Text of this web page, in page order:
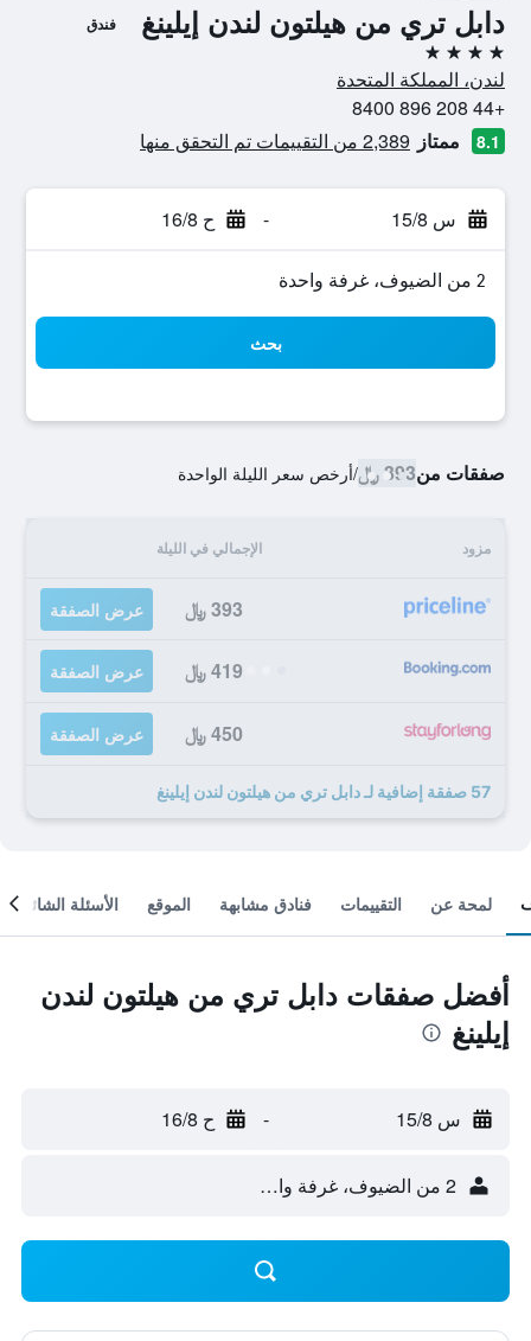
دابل تري من هيلتون لندن إيلينغ فندق
4 نجوم
لندن، المملكة المتحدة
+44 208 896 8400
8.1 ممتاز 2,389 من التقييمات تم التحقق منها
س 15/8 - ح 16/8
2 من الضيوف، غرفة واحدة
بحث
صفقات من393 ﷼ /أرخص سعر الليلة الواحدة
مزود الإجمالي في الليلة
393 ﷼ عرض الصفقة
419 ﷼ عرض الصفقة
450 ﷼ عرض الصفقة
57 صفقة إضافية لـ دابل تري من هيلتون لندن إيلينغ
لمحة عن التقييمات فنادق مشابهة الموقع الأسئلة الشائعة
أفضل صفقات دابل تري من هيلتون لندن
إيلينغ
س 15/8 - ح 16/8
2 من الضيوف، غرفة واحدة